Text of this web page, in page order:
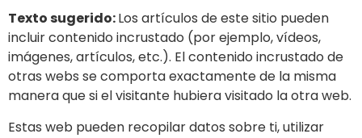
Texto sugerido:Los artículos de este sitio pueden
incluir contenido incrustado (por ejemplo, vídeos,
imágenes, artículos, etc.). El contenido incrustado de
otras webs se comporta exactamente de la misma
manera que si el visitante hubiera visitado la otra web.
Estas web pueden recopilar datos sobre ti, utilizar